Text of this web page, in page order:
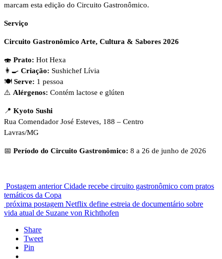
marcam esta edição do Circuito Gastronômico.
Serviço
Circuito Gastronômico Arte, Cultura & Sabores 2026
🍣 Prato: Hot Hexa
👩‍🍳 Criação: Sushichef Lívia
🍽️ Serve: 1 pessoa
⚠️ Alérgenos: Contém lactose e glúten
📍 Kyoto Sushi
Rua Comendador José Esteves, 188 – Centro
Lavras/MG
📅 Período do Circuito Gastronômico: 8 a 26 de junho de 2026
Postagem anterior Cidade recebe circuito gastronômico com pratos
temáticos da Copa
próxima postagem Netflix define estreia de documentário sobre
vida atual de Suzane von Richthofen
Share
Tweet
Pin